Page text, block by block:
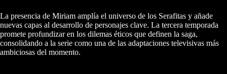
La presencia de Miriam amplía el universo de los Serafitas y añade
nuevas capas al desarrollo de personajes clave. La tercera temporada
promete profundizar en los dilemas éticos que definen la saga,
consolidando a la serie como una de las adaptaciones televisivas más
ambiciosas del momento.